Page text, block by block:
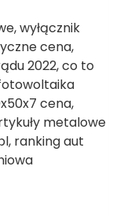
wyłącznik
cena,
2022, co to
cena,
metalowe
ranking aut